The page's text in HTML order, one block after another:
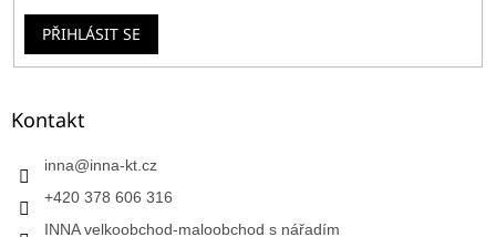
PŘIHLÁSIT SE
Kontakt
inna@inna-kt.cz
+420 378 606 316
INNA velkoobchod-maloobchod s nářadím